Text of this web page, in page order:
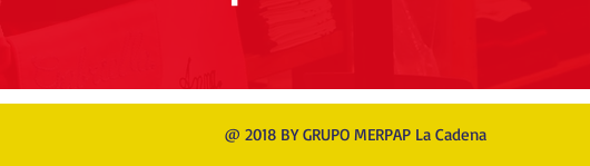
@ 2018 BY GRUPO MERPAP La Cadena